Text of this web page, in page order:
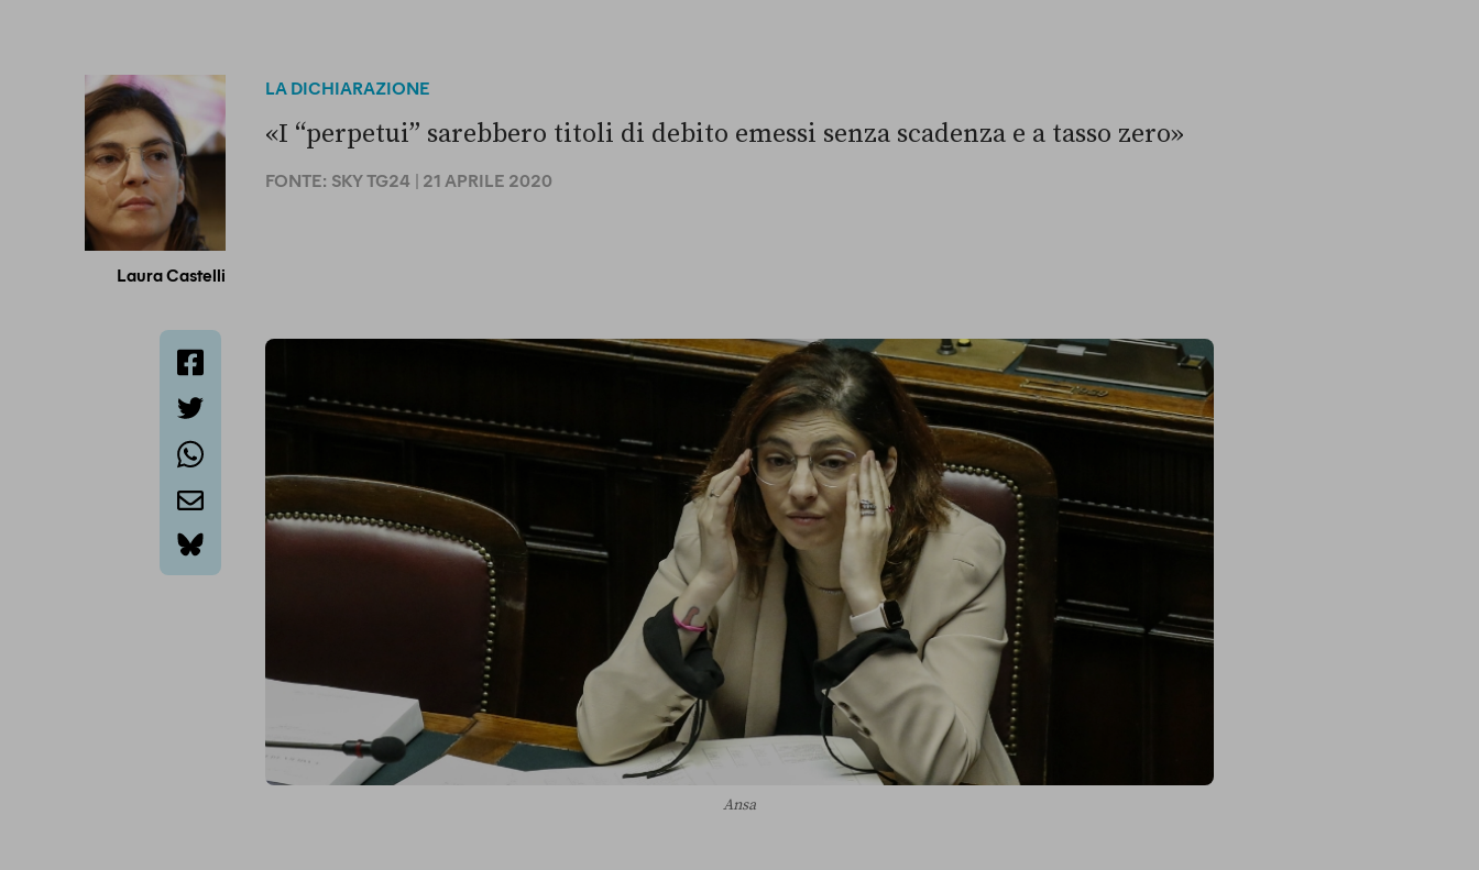
Laura Castelli
LA DICHIARAZIONE
«I “perpetui” sarebbero titoli di debito emessi senza scadenza e a tasso zero»
FONTE: SKY TG24 | 21 APRILE 2020
bluesky
Ansa